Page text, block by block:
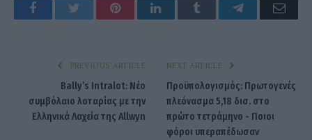
Facebook Twitter PinterestLinkedIn Tumblr Telegram
PREVIOUS ARTICLE
Bally’s Intralot: Νέο
συμβόλαιο λοταρίας με την
Ελληνικά Λαχεία της Allwyn
NEXT ARTICLE
Προϋπολογισμός: Πρωτογενές
πλεόνασμα 5,18 δισ. στο
πρώτο τετράμηνο - Ποιοι
φόροι υπεραπέδωσαν